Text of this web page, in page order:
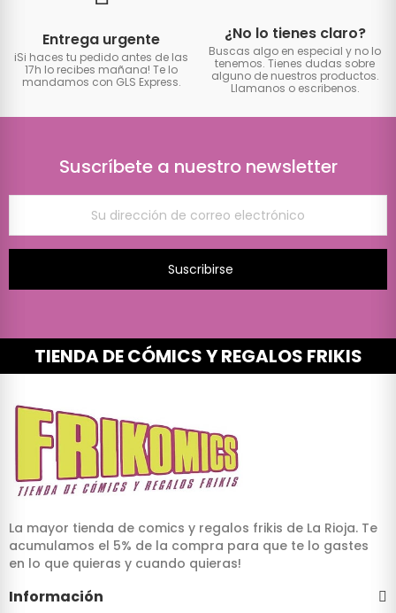
Entrega urgente
iSi haces tu pedido antes de las
17h lo recibes mañana! Te lo
mandamos con GLS Express.
¿No lo tienes claro?
Buscas algo en especial y no lo
tenemos. Tienes dudas sobre
alguno de nuestros productos.
Llamanos o escribenos.
Suscríbete a nuestro newsletter
Suscribirse
TIENDA DE CÓMICS Y REGALOS FRIKIS
La mayor tienda de comics y regalos frikis de La Rioja. Te
acumulamos el 5% de la compra para que te lo gastes
en lo que quieras y cuando quieras!
Información